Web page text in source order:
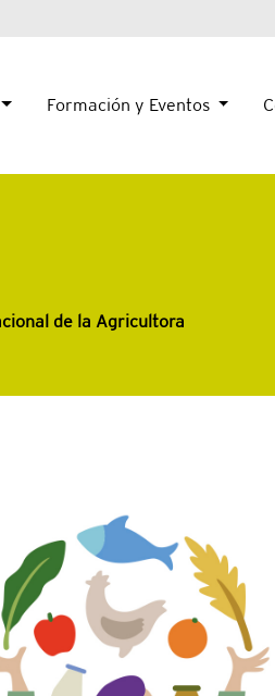
Formación y Eventos
de la Agricultora